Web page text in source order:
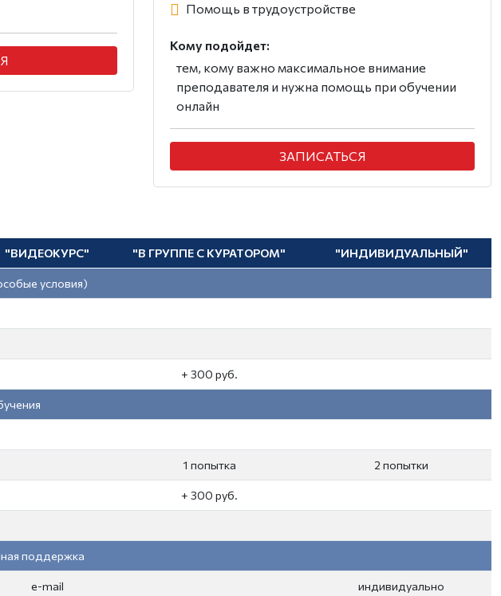
Помощь в трудоустройстве
Кому подойдет:
тем, кому важно максимальное внимание
преподавателя и нужна помощь при обучении
онлайн
ЗАПИСАТЬСЯ
"ВИДЕОКУРС" "В ГРУППЕ С КУРАТОРОМ" "ИНДИВИДУАЛЬНЫЙ"
условия)
+ 300 руб.
1 попытка 2 попытки
+ 300 руб.
поддержка
e-mail индивидуально